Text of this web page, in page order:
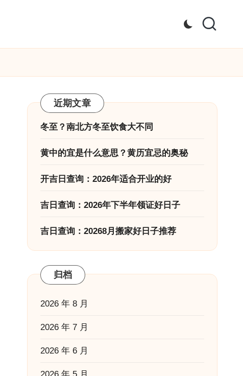
近期文章
冬至？南北方冬至饮食大不同
黄中的宜是什么意思？黄历宜忌的奥秘
开吉日查询：2026年适合开业的好
吉日查询：2026年下半年领证好日子
吉日查询：20268月搬家好日子推荐
归档
2026 年 8 月
2026 年 7 月
2026 年 6 月